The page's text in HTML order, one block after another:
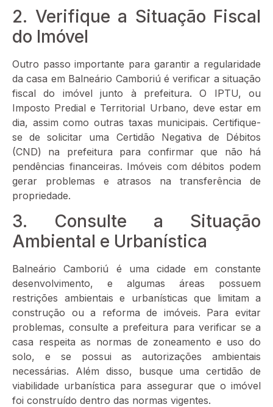
2. Verifique a Situação Fiscal
do Imóvel
Outro passo importante para garantir a regularidade
da casa em Balneário Camboriú é verificar a situação
fiscal do imóvel junto à prefeitura. O IPTU, ou
Imposto Predial e Territorial Urbano, deve estar em
dia, assim como outras taxas municipais. Certifique-
se de solicitar uma Certidão Negativa de Débitos
(CND) na prefeitura para confirmar que não há
pendências financeiras. Imóveis com débitos podem
gerar problemas e atrasos na transferência de
propriedade.
3. Consulte a Situação
Ambiental e Urbanística
Balneário Camboriú é uma cidade em constante
desenvolvimento, e algumas áreas possuem
restrições ambientais e urbanísticas que limitam a
construção ou a reforma de imóveis. Para evitar
problemas, consulte a prefeitura para verificar se a
casa respeita as normas de zoneamento e uso do
solo, e se possui as autorizações ambientais
necessárias. Além disso, busque uma certidão de
viabilidade urbanística para assegurar que o imóvel
foi construído dentro das normas vigentes.